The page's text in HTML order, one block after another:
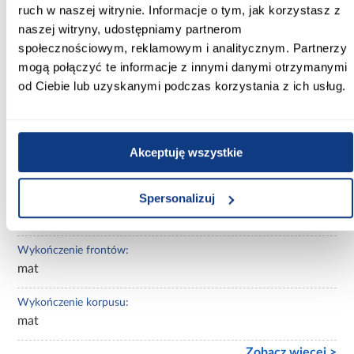
ruch w naszej witrynie. Informacje o tym, jak korzystasz z
naszej witryny, udostępniamy partnerom
społecznościowym, reklamowym i analitycznym. Partnerzy
mogą połączyć te informacje z innymi danymi otrzymanymi
od Ciebie lub uzyskanymi podczas korzystania z ich usług.
Akceptuję wszystkie
Spersonalizuj
biały
Kolor korpusu:
Wybarwienie:
kilkudrzwiowe
Wykończenie frontów:
mat
Wykończenie korpusu:
mat